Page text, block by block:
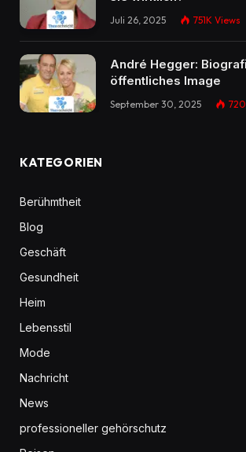
Juli 26, 2025 751K Views
André Hegger:
öffentliches Image
September 30, 2025
KATEGORIEN
Berühmtheit
Blog
Geschäft
Gesundheit
Heim
Lebensstil
Mode
Nachricht
News
professioneller gehörschutz